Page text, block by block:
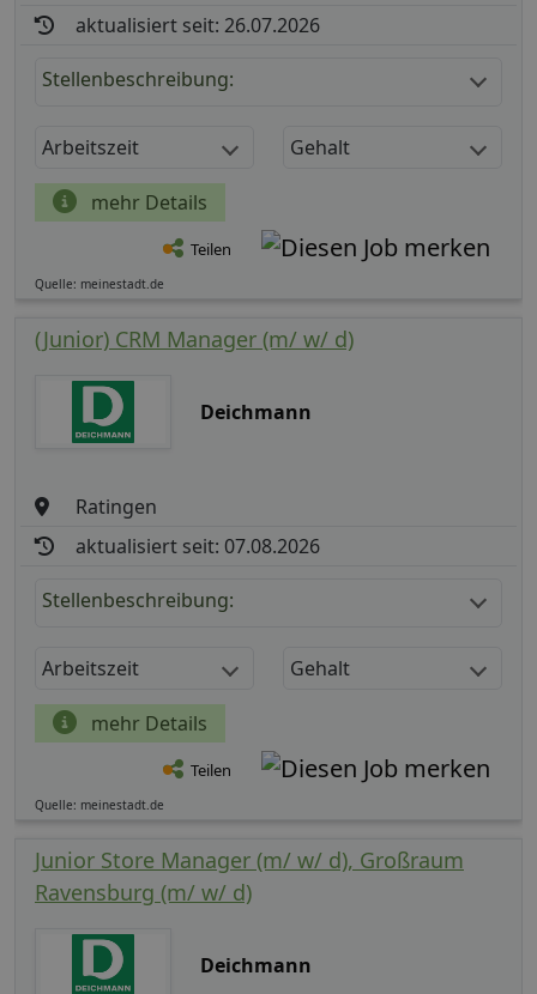
aktualisiert seit: 26.07.2026
Stellenbeschreibung:
Arbeitszeit Gehalt
mehr Details
Teilen
Quelle: meinestadt.de
(Junior) CRM Manager (m/ w/ d)
Deichmann
Ratingen
aktualisiert seit: 07.08.2026
Stellenbeschreibung:
Arbeitszeit Gehalt
mehr Details
Teilen
Quelle: meinestadt.de
Junior Store Manager (m/ w/ d), Großraum
Ravensburg (m/ w/ d)
Deichmann